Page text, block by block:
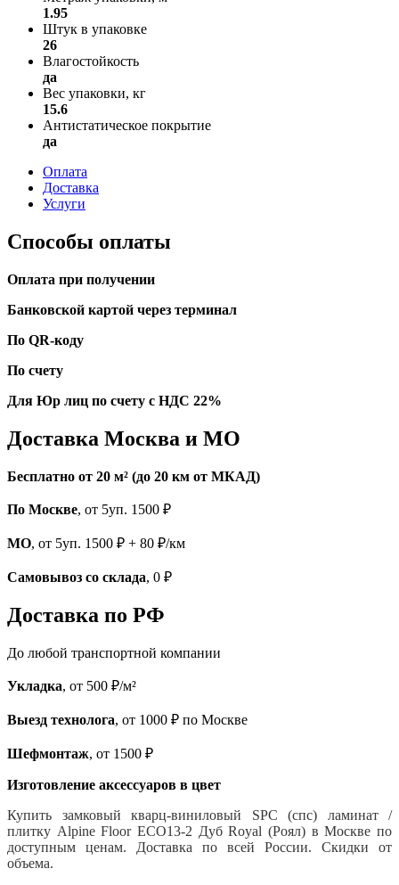
1.95
Штук в упаковке
26
Влагостойкость
да
Вес упаковки, кг
15.6
Антистатическое покрытие
да
Оплата
Доставка
Услуги
Способы оплаты
Оплата при получении
Банковской картой через терминал
По QR-коду
По счету
Для Юр лиц по счету с НДС 22%
Доставка Москва и МО
Бесплатно от 20 м² (до 20 км от МКАД)
По Москве, от 5уп. 1500 ₽
МО, от 5уп. 1500 ₽ + 80 ₽/км
Самовывоз со склада, 0 ₽
Доставка по РФ
До любой транспортной компании
Укладка, от 500 ₽/м²
Выезд технолога, от 1000 ₽ по Москве
Шефмонтаж, от 1500 ₽
Изготовление аксессуаров в цвет
Купить замковый кварц-виниловый SPC (спс) ламинат /
плитку Alpine Floor ECO13-2 Дуб Royal (Роял) в Москве по
доступным ценам. Доставка по всей России. Скидки от
объема.